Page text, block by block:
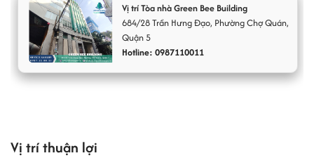
nhiều tiện ích phù hợp cho thuê văn phòng cùng vẻ ngoài bắt mắt,
hiện đại, giá thuê hợp lý, diện tích cho thuê đa dạng hứa hẹn sẽ góp
phần không nhỏ vào sự thành công của quý doanh nghiệp.
Vị trí Tòa nhà Green Bee Building
684/28Trần Hưng Đạo, Phường Chợ Quán,
Quận 5
Hotline: 0987110011
Vị trí thuận lợi